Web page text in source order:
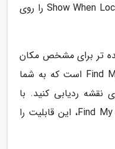
توانند آن را انجام دهند، کلید Show When Locked را روی
تر برای مشخص مکان
دستگاه گمشده، ویژگی Find My iPhone است که به شما
ردیابی کنید. با
ضربه زدن روی نام خود و انتخاب Find My، این قابلیت را